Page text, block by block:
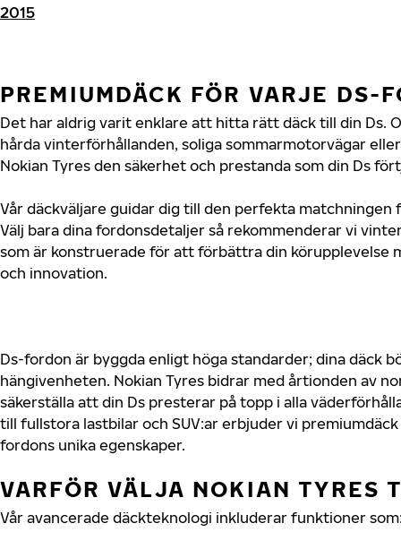
2015
PREMIUMDÄCK FÖR VARJE DS-
Det har aldrig varit enklare att hitta rätt däck till din Ds.
hårda vinterförhållanden, soliga sommarmotorvägar
Nokian Tyres den säkerhet och prestanda som din Ds
Vår däckväljare guidar dig till den perfekta matchningen
Välj bara dina fordonsdetaljer så rekommenderar vi
som är konstruerade för att förbättra din körupplevelse
och innovation.
Ds-fordon är byggda enligt höga standarder; dina däck
hängivenheten. Nokian Tyres bidrar med årtionden av
säkerställa att din Ds presterar på topp i alla
till fullstora lastbilar och SUV:ar erbjuder vi
fordons unika egenskaper.
VARFÖR VÄLJA NOKIAN TYRES
Vår avancerade däckteknologi inkluderar funktioner